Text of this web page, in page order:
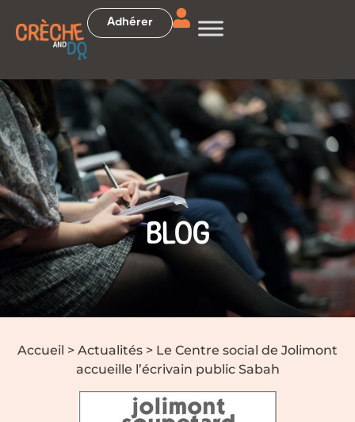
Adhérer
BLOG
Accueil > Actualités > Le Centre social de Jolimont
accueille l’écrivain public Sabah